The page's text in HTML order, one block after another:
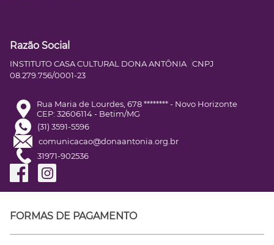
Razão Social
INSTITUTO CASA CULTURAL DONA ANTÔNIA CNPJ
08.279.756/0001-23
Rua Maria de Lourdes, 678 ******** - Novo Horizonte
CEP: 32606114 - Betim/MG
(31) 3591-5596
comunicacao@donaantonia.org.br
31971-902536
FORMAS DE PAGAMENTO